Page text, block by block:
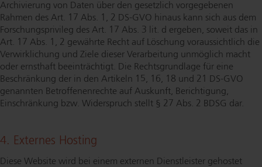
Archivierung von Daten über den gesetzlich vorgegebenen
Rahmen des Art. 17 Abs. 1, 2 DS-GVO hinaus kann sich aus dem
For­schungs­pri­vi­leg des Art. 17 Abs. 3 lit. d ergeben, soweit das in
Art. 17 Abs. 1, 2 gewährte Recht auf Löschung vor­aus­sicht­lich die
Ver­wirk­li­chung und Ziele dieser Verarbeitung unmöglich macht
oder ernsthaft be­ein­träch­tigt. Die Rechts­grund­la­ge für eine
Beschränkung der in den Artikeln 15, 16, 18 und 21 DS-GVO
genannten Be­trof­fe­nen­rech­te auf Auskunft, Berichtigung,
Einschränkung bzw. Widerspruch stellt § 27 Abs. 2 BDSG dar.
4. Externes Hosting
Diese Website wird bei einem externen Dienstleister gehostet